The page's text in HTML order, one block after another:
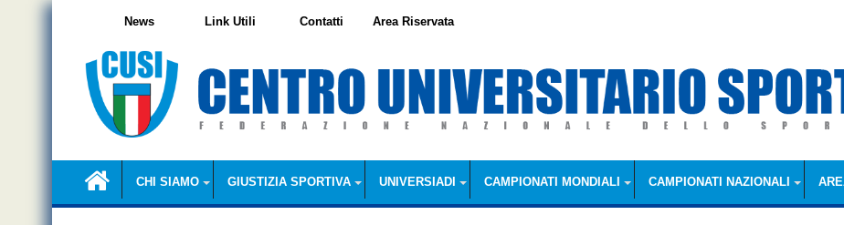
Skip
CHI SIAMO GIUSTIZIA SPORTIVA UNIVERSIADI CAMPIONATI MONDIALI CAMPIONATI NAZIONALI
News Link Utili Contatti Area Riservata